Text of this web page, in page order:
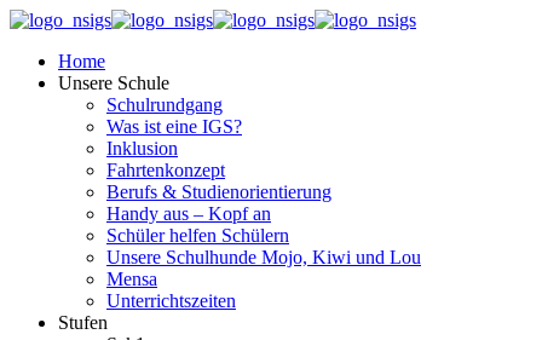
Home
Unsere Schule
Schulrundgang
Was ist eine IGS?
Inklusion
Fahrtenkonzept
Berufs & Studienorientierung
Handy aus – Kopf an
Schüler helfen Schülern
Unsere Schulhunde Mojo, Kiwi und Lou
Mensa
Unterrichtszeiten
Stufen